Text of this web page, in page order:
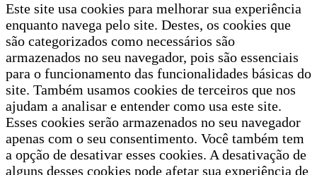
Este site usa cookies para melhorar sua experiência
enquanto navega pelo site. Destes, os cookies que
são categorizados como necessários são
armazenados no seu navegador, pois são essenciais
para o funcionamento das funcionalidades básicas do
site. Também usamos cookies de terceiros que nos
ajudam a analisar e entender como usa este site.
Esses cookies serão armazenados no seu navegador
apenas com o seu consentimento. Você também tem
a opção de desativar esses cookies. A desativação de
alguns desses cookies pode afetar sua experiência de